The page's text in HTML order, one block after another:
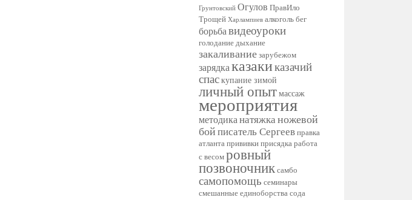
Грунтовский Огулов ПравИло
Трощей Харлампиев алкогольбег
борьбавидеоуроки
голоданиедыхание
закаливаниезарубежом
зарядкаказакиказачий
спаскупание зимой
личный опытмассаж
мероприятия
методиканатяжканожевой
бойписатель Сергеевправка
атлантапрививкиприсядкаработа
с весомровный
позвоночниксамбо
самопомощь семинары
смешанные единоборствасода